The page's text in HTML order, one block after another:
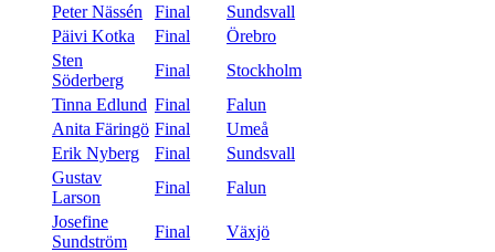
Peter Nässén
Final
Sundsvall
Päivi Kotka
Final
Örebro
Sten
Söderberg
Final
Stockholm
Tinna Edlund Final Falun
Anita Färingö Final
Umeå
Erik Nyberg
Final
Sundsvall
Gustav
Larson
Final
Falun
Josefine
Sundström
Final
Växjö